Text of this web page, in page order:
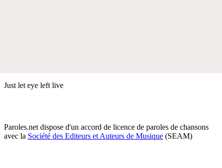
Just let eye left live
Paroles.net dispose d'un accord de licence de paroles de chansons
avec la Société des Editeurs et Auteurs de Musique (SEAM)